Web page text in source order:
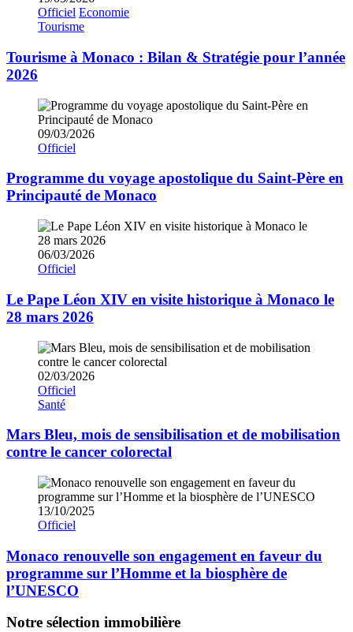
Officiel Economie
Tourisme
Tourisme à Monaco : Bilan & Stratégie pour l’année
2026
09/03/2026
Officiel
Programme du voyage apostolique du Saint-Père en
Principauté de Monaco
06/03/2026
Officiel
Le Pape Léon XIV en visite historique à Monaco le
28 mars 2026
02/03/2026
Officiel
Santé
Mars Bleu, mois de sensibilisation et de mobilisation
contre le cancer colorectal
13/10/2025
Officiel
Monaco renouvelle son engagement en faveur du
programme sur l’Homme et la biosphère de
l’UNESCO
Notre sélection immobilière